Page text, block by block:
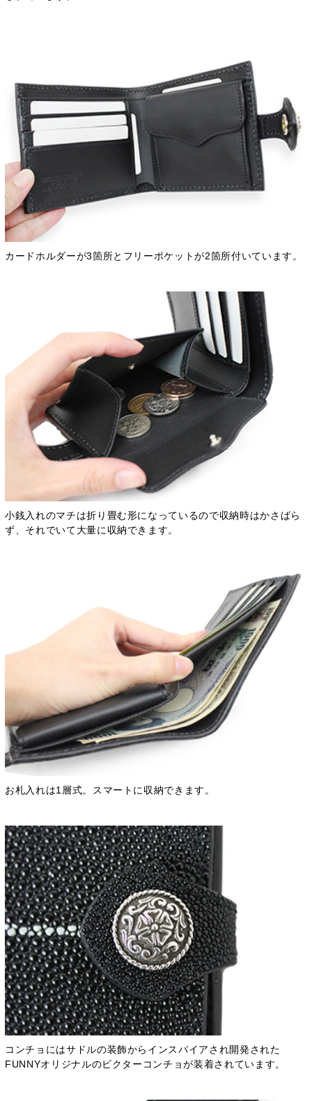
カードホルダーが3箇所とフリーポケットが2箇所付いています。
小銭入れのマチは折り畳む形になっているので収納時はかさばら
ず、それでいて大量に収納できます。
お札入れは1層式。スマートに収納できます。
コンチョにはサドルの装飾からインスパイアされ開発された
FUNNYオリジナルのビクターコンチョが装着されています。